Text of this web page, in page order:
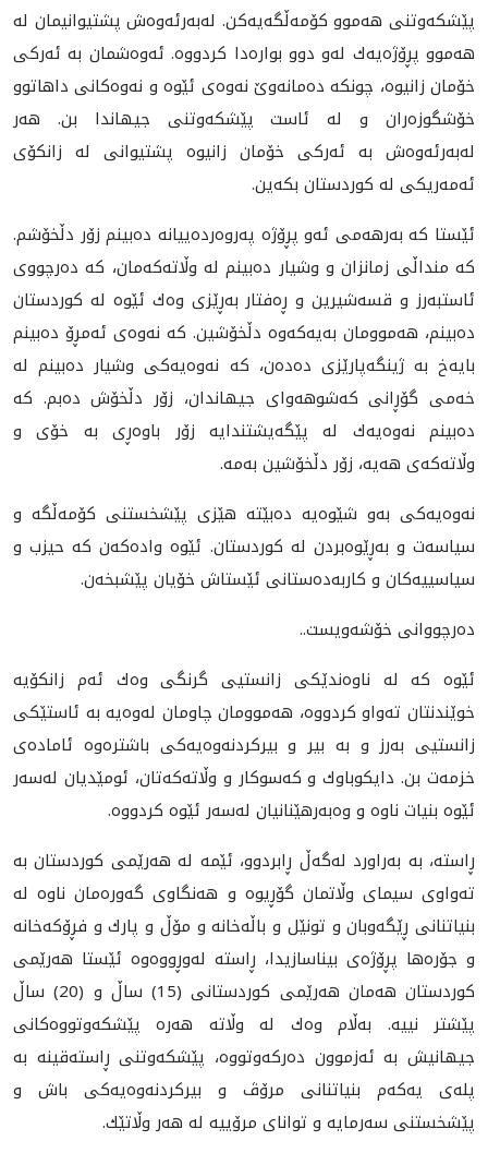
پێشكەوتنی هەموو كۆمەڵگەیەكن. لەبەرئەوەش پشتیوانیمان لە
هەموو پڕۆژەیەك لەو دوو بوارەدا كردووە. ئەوەشمان بە ئەركی
خۆمان زانیوە، چونكە دەمانەوێ نەوەی ئێوە و نەوەكانی داهاتوو
خۆشگوزەران و لە ئاست پێشكەوتنی جیهاندا بن. هەر
لەبەرئەوەش بە ئەركی خۆمان زانیوە پشتیوانی لە زانكۆی
ئەمەریكی لە كوردستان بکەین.
ئێستا كە بەرهەمی ئەو پڕۆژە پەروەردەییانە دەبینم زۆر دڵخۆشم.
كە منداڵی زمانزان و وشیار دەبینم لە وڵاتەكەمان، كە دەرچووی
ئاستبەرز و قسەشیرین و ڕەفتار بەڕێزی وەك ئێوە له‌ كوردستان
دەبینم، هه‌موومان به‌یه‌كه‌وه‌ دڵخۆشین. كە نەوەی ئەمڕۆ دەبینم
بایەخ بە ژینگەپارێزی دەدەن، كە نەوەیەكی وشیار دەبینم لە
خەمی گۆڕانی كەشوهەوای جیهاندان، زۆر دڵخۆش دەبم. كە
دەبینم نەوەیەك لە پێگەیشتندایە زۆر باوەڕی بە خۆی و
وڵاتەكەی هەیە، زۆر دڵخۆشین به‌مه‌.
نەوەیەكی بەو شێوەیە دەبێتە هێزی پێشخستنی كۆمەڵگە و
سیاسەت و بەڕێوەبردن لە كوردستان. ئێوە وادەكەن كە حیزب و
سیاسییەكان و كاربەدەستانی ئێستاش خۆیان پێشبخەن.
دەرچووانی خۆشەویست..
ئێوە كە لە ناوەندێكی زانستیی گرنگی وەك ئه‌م زانكۆيه‌
خوێندنتان تەواو كردووە، هەموومان چاومان لەوەیە بە ئاستێكی
زانستیی بەرز و بە بیر و بیركردنەوەیەكی باشترەوە ئامادەی
خزمەت بن. دایكوباوك و كەسوكار و وڵاتەكەتان، ئومێدیان لەسەر
ئێوە بنیات ناوە و وەبەرهێنانیان لەسەر ئێوە كردووە.
ڕاستە، بە بەراورد لەگەڵ ڕابردوو، ئێمە لە هەرێمی كوردستان بە
تەواوی سیمای وڵاتمان گۆڕیوە و هەنگاوی گەورەمان ناوە لە
بنیاتنانی ڕێگەوبان و تونێل و باڵەخانە و مۆڵ و پارك و فڕۆكەخانە
و جۆرەها پڕۆژەی بیناسازیدا، ڕاستە لەوڕووەوە ئێستا هەرێمی
كوردستان هەمان هەرێمی كوردستانی (15) ساڵ و (20) ساڵ
پێشتر نییە. بەڵام وەك لە وڵاتە هەرە پێشكەوتووەكانی
جیهانیش بە ئەزموون دەركەوتووە، پێشكەوتنی ڕاستەقینە بە
پلەی یەكەم بنیاتنانی مرۆڤ و بیركردنەوەیەكی باش و
پێشخستنی سەرمایە و توانای مرۆییە له‌ هه‌ر وڵاتێك.